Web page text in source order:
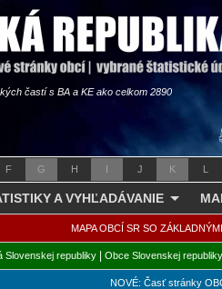
častí s BA a KE ako celkom 2890
F G H I J K L
A VYHĽADÁVANIE
MAPA OBCÍ SR SO
Slovenskej republiky| Obce Slovenskej republiky
NOVÉ: Časť stránky